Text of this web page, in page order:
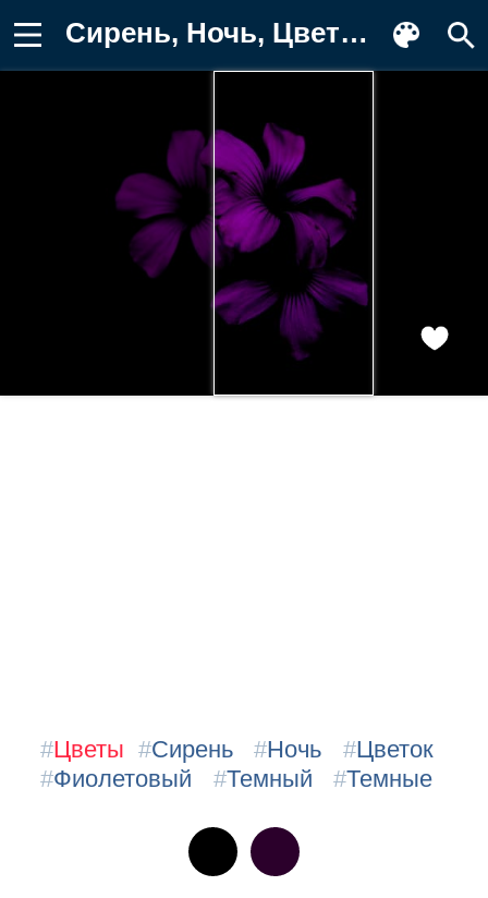
Сирень, Ночь, Цветок, Фиолетовый Фон для телефона
#Цветы #Сирень #Ночь #Цветок
#Фиолетовый #Темный #Темные